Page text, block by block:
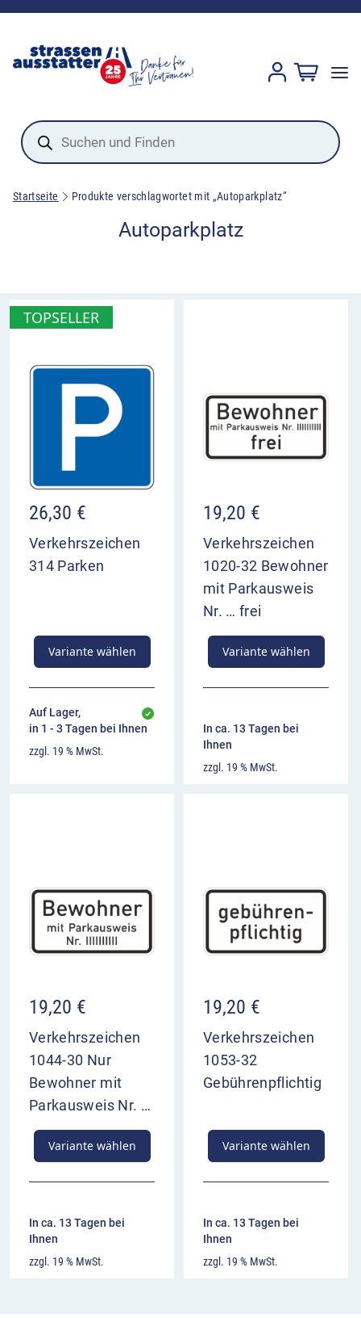
Products
search
Startseite Produkte verschlagwortet mit „Autoparkplatz“
Autoparkplatz
TOPSELLER
26,30 €
Verkehrszeichen
314 Parken
Variante wählen
Auf Lager,
in 1 - 3 Tagen bei Ihnen
zzgl. 19 % MwSt.
19,20 €
Verkehrszeichen
1020-32 Bewohner
mit Parkausweis
Nr. … frei
Variante wählen
In ca. 13 Tagen bei
Ihnen
zzgl. 19 % MwSt.
19,20 €
Verkehrszeichen
1044-30 Nur
Bewohner mit
Parkausweis Nr. …
Variante wählen
In ca. 13 Tagen bei
Ihnen
zzgl. 19 % MwSt.
19,20 €
Verkehrszeichen
1053-32
Gebührenpflichtig
Variante wählen
In ca. 13 Tagen bei
Ihnen
zzgl. 19 % MwSt.